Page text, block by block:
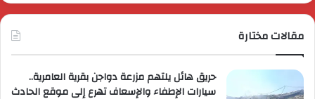
مقالات مختارة
حريق هائل يلتهم مزرعة دواجن بقرية العامرية..
سيارات الإطفاء والإسعاف تهرع إلى موقع الحادث